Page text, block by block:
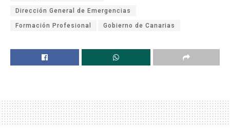
Dirección General de Emergencias
Formación Profesional Gobierno de Canarias